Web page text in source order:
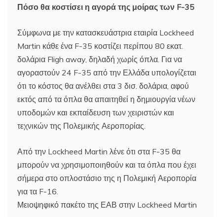
Πόσο θα κοστίσει η αγορά της μοίρας των F-35
Σύμφωνα με την κατασκευάστρια εταιρία Lockheed
Martin κάθε ένα F-35 κοστίζει περίπου 80 εκατ.
δολάρια Fligh away, δηλαδή χωρίς όπλα. Για να
αγοραστούν 24 F-35 από την Ελλάδα υπολογίζεται
ότι το κόστος θα ανέλθει στα 3 δισ. δολάρια, αφού
εκτός από τα όπλα θα απαιτηθεί η δημιουργία νέων
υποδομών και εκπαίδευση των χειριστών και
τεχνικών της Πολεμικής Αεροπορίας.
Από την Lockheed Martin λένε ότι στα F-35 θα
μπορούν να χρησιμοποιηθούν και τα όπλα που έχει
σήμερα στο οπλοστάσιο της η Πολεμική Αεροπορία
για τα F-16.
Μειοψηφικό πακέτο της ΕΑΒ στην Lockheed Martin